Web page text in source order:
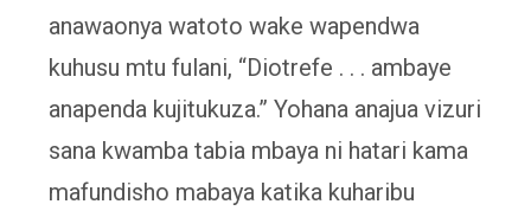
anawaonya watoto wake wapendwa
kuhusu mtu fulani, “Diotrefe . . . ambaye
anapenda kujitukuza.” Yohana anajua vizuri
sana kwamba tabia mbaya ni hatari kama
mafundisho mabaya katika kuharibu